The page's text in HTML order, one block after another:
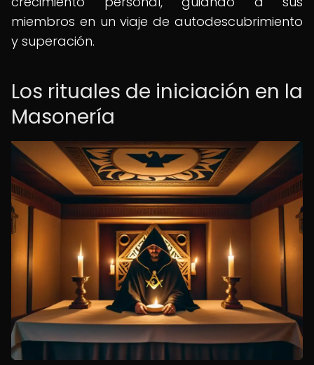
miembros en un viaje de autodescubrimiento
y superación.
Los rituales de iniciación en la
Masonería